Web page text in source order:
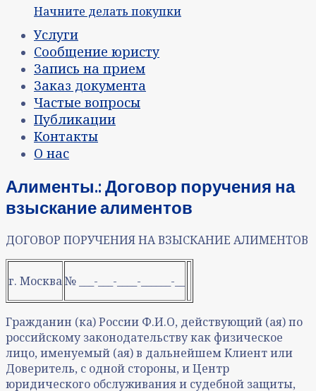
Начните делать покупки
Услуги
Сообщение юристу
Запись на прием
Заказ документа
Частые вопросы
Публикации
Контакты
О нас
Алименты.: Договор поручения на
взыскание алиментов
ДОГОВОР ПОРУЧЕНИЯ НА ВЗЫСКАНИЕ АЛИМЕНТОВ
г. Москва№ ___-___-____-______-__
Гражданин (ка) России Ф.И.О, действующий (ая) по
российскому законодательству как физическое
лицо, именуемый (ая) в дальнейшем Клиент или
Доверитель, с одной стороны, и Центр
юридического обслуживания и судебной защиты,